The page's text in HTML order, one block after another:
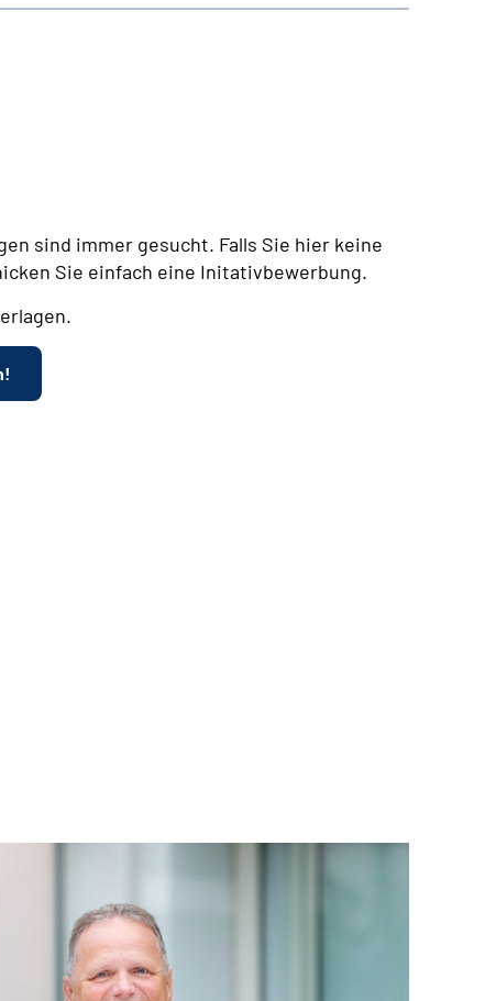
sind immer gesucht. Falls Sie hier keine
Sie einfach eine Initativbewerbung.